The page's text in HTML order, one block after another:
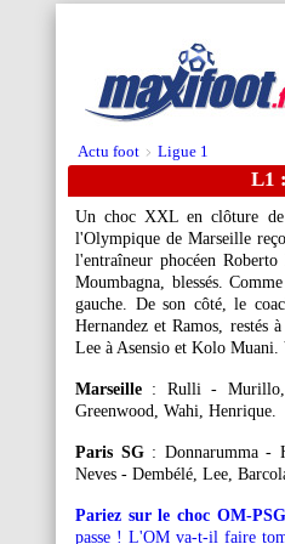
Actu foot > Ligue 1
L1
Un choc XXL en clôture
l'Olympique de Marseille
l'entraîneur phocéen
Moumbagna, blessés.
gauche. De son côté, le
Hernandez et Ramos,
Lee à Asensio et Kolo Muani.
Marseille : Rulli - Murillo,
Greenwood, Wahi, Henrique.
Paris SG: Donnarumma -
Neves - Dembélé, Lee,
Pariez sur le choc OM-PSG
passe ! L'OM va-t-il faire